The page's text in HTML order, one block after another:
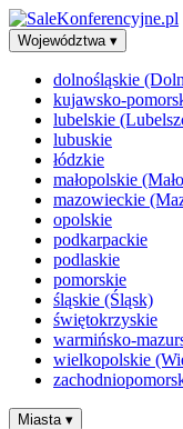
Województwa ▾
dolnośląskie
kujawsko-
lubelskie
lubuskie
łódzkie
małopolskie
mazowieckie
opolskie
podkarpackie
podlaskie
pomorskie
śląskie (Śląsk)
świętokrzyskie
warmińsko-
wielkopolskie
Miasta ▾